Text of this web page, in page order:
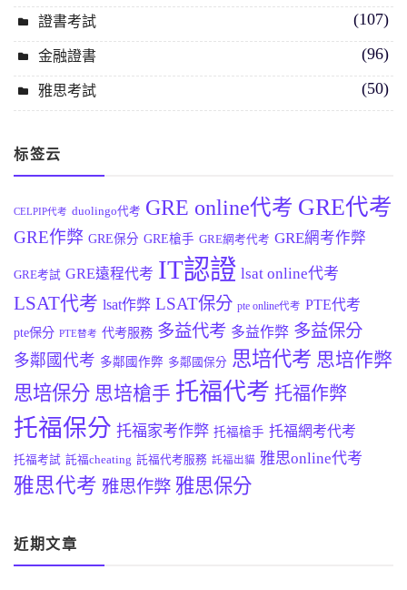
證書考試 (107)
金融證書 (96)
雅思考試 (50)
标签云
CELPIP代考 duolingo代考 GRE online代考 GRE代考
GRE作弊 GRE保分 GRE槍手 GRE網考代考 GRE網考作弊
GRE考試 GRE遠程代考 IT認證 lsat online代考
LSAT代考 lsat作弊 LSAT保分 pte online代考 PTE代考
pte保分 PTE替考 代考服務 多益代考 多益作弊 多益保分
多鄰國代考 多鄰國作弊 多鄰國保分 思培代考 思培作弊
思培保分 思培槍手 托福代考 托福作弊
托福保分 托福家考作弊 托福槍手 托福網考代考
托福考試 託福cheating 託福代考服務 託福出貓 雅思online代考
雅思代考 雅思作弊 雅思保分
近期文章